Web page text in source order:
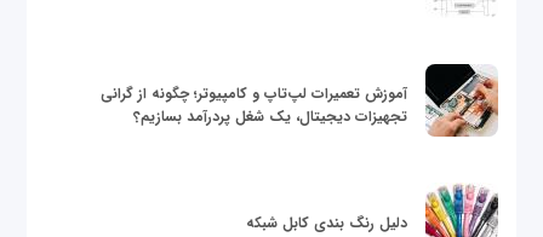
آموزش تعمیرات لپ‌تاپ و کامپیوتر؛ چگونه از گرانی
تجهیزات دیجیتال، یک شغل پردرآمد بسازیم؟
دلیل رنگ بندی کابل شبکه